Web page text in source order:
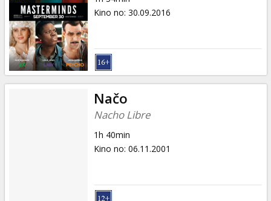
Klubs
Kino no: 30.09.2016
Načo
Nacho Libre
1h 40min
Kino no: 06.11.2001